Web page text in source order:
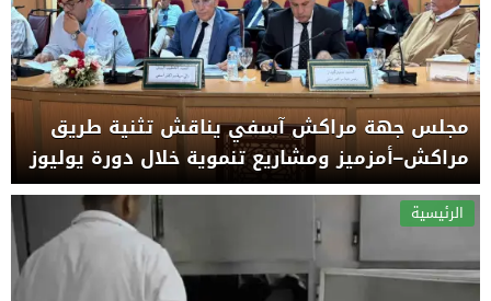
مجلس جهة مراكش آسفي يناقش تثنية طريق
مراكش–أمزميز ومشاريع تنموية خلال دورة يوليوز
الرئيسية